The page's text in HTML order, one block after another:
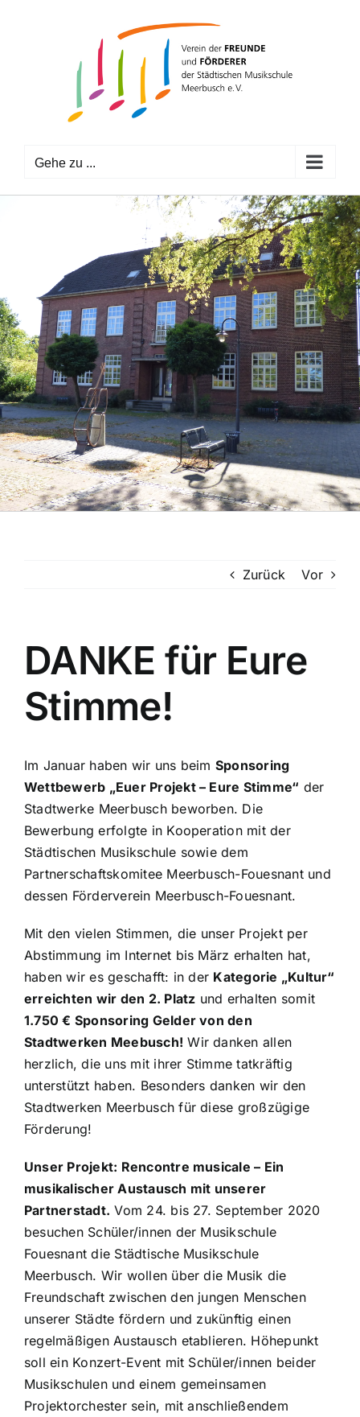
Gehe zu ...
Zurück Vor
DANKE für Eure
Stimme!
Im Januar haben wir uns beim Sponsoring
Wettbewerb „Euer Projekt – Eure Stimme“ der
Stadtwerke Meerbusch beworben. Die
Bewerbung erfolgte in Kooperation mit der
Städtischen Musikschule sowie dem
Partnerschaftskomitee Meerbusch-Fouesnant und
dessen Förderverein Meerbusch-Fouesnant.
Mit den vielen Stimmen, die unser Projekt per
Abstimmung im Internet bis März erhalten hat,
haben wir es geschafft: in der Kategorie „Kultur“
erreichten wir den 2. Platz und erhalten somit
1.750 € Sponsoring Gelder von den
Stadtwerken Meebusch! Wir danken allen
herzlich, die uns mit ihrer Stimme tatkräftig
unterstützt haben. Besonders danken wir den
Stadtwerken Meerbusch für diese großzügige
Förderung!
Unser Projekt: Rencontre musicale – Ein
musikalischer Austausch mit unserer
Partnerstadt. Vom 24. bis 27. September 2020
besuchen Schüler/innen der Musikschule
Fouesnant die Städtische Musikschule
Meerbusch. Wir wollen über die Musik die
Freundschaft zwischen den jungen Menschen
unserer Städte fördern und zukünftig einen
regelmäßigen Austausch etablieren. Höhepunkt
soll ein Konzert-Event mit Schüler/innen beider
Musikschulen und einem gemeinsamen
Projektorchester sein, mit anschließendem